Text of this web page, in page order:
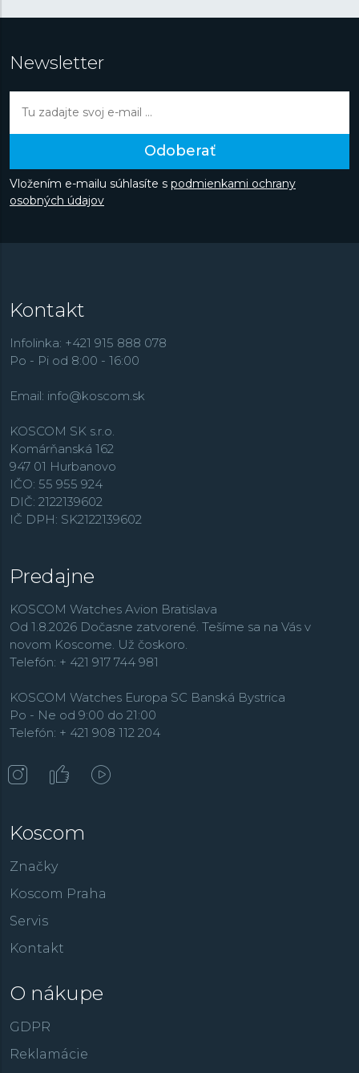
Newsletter
Odoberať
Vložením e-mailu súhlasíte s podmienkami ochrany
osobných údajov
Kontakt
Infolinka: +421 915 888 078
Po - Pi od 8:00 - 16:00
Email: info@koscom.sk
KOSCOM SK s.r.o.
Komárňanská 162
947 01 Hurbanovo
IČO: 55 955 924
DIČ: 2122139602
IČ DPH: SK2122139602
Predajne
KOSCOM Watches Avion Bratislava
Od 1.8.2026 Dočasne zatvorené. Tešíme sa na Vás v
novom Koscome. Už čoskoro.
Telefón: + 421 917 744 981
KOSCOM Watches Europa SC Banská Bystrica
Po - Ne od 9:00 do 21:00
Telefón: + 421 908 112 204
Koscom
Značky
Koscom Praha
Servis
Kontakt
O nákupe
GDPR
Reklamácie